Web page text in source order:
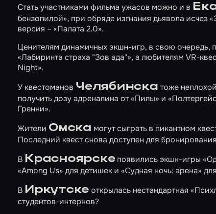
Стать участниками фильма ужасов можно и в
бензопилой», при обряде изгнания дьявола исчез
версия – «Палата 2.0».
Ценителям динамичных экшн-игр, в свою очередь,
«Лабиринта страха "Зов ада"», а любителям VR-
Night».
У квестоманов Челябинска тоже
получить дозу адреналина от«Пилы» и
Гренни».
Жители Омска могут сыграть в пикантном
Последний квест снова доступен для
В Красноярске появились экшн-игры
«Among Us» для детишек и «Судная ночь: арена»
В Иркутске открылась нестандартная
студентов-интернов?